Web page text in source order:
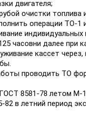
двигателя;
очистки топлива
операции ТО-1
часовни далее при
кассет
проводить ТО
8581-78 летом М-
в летний период